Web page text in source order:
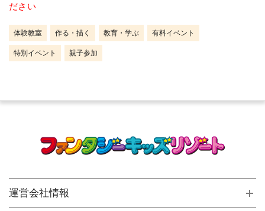
ださい
体験教室 作る・描く 教育・学ぶ 有料イベント
特別イベント 親子参加
運営会社情報